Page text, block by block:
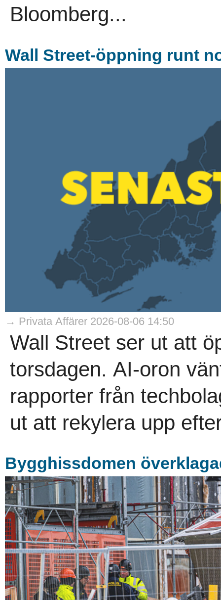
Bloomberg...
Wall Street-öppning runt
→ Privata Affärer 2026-08-06 14:50
Wall Street ser ut att
torsdagen. AI-oron
rapporter från
ut att rekylera upp
Bygghissdomen